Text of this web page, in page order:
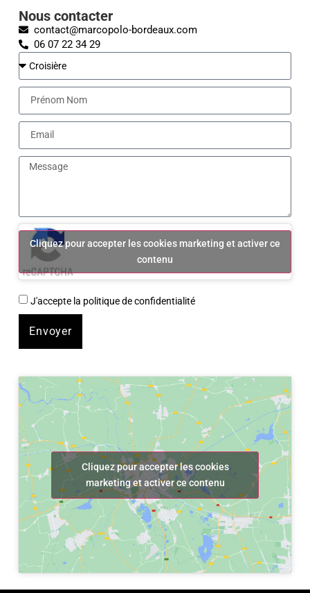
Nous contacter
contact@marcopolo-bordeaux.com
06 07 22 34 29
Cliquez pour accepter les cookies marketing et activer ce
contenu
J'accepte la politique de confidentialité
Envoyer
Cliquez pour accepter les cookies
marketing et activer ce contenu